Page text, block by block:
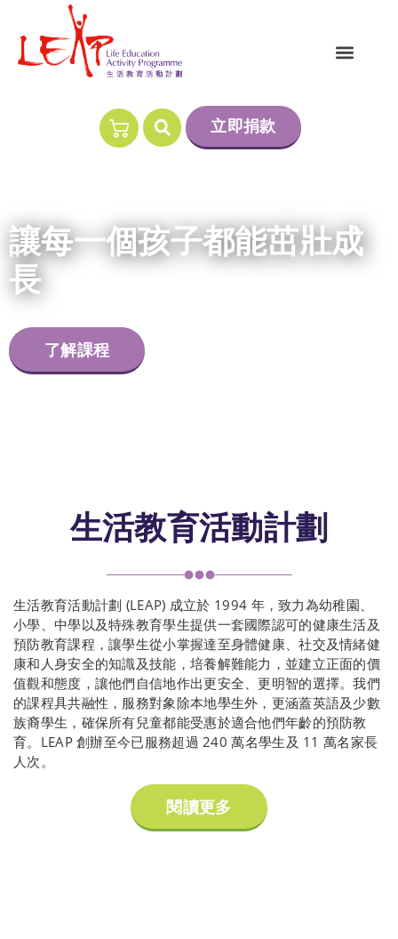
立即捐款
讓每一個孩子都能茁壯成
長
了解課程
生活教育活動計劃
生活教育活動計劃 (LEAP) 成立於 1994 年，致力為幼稚園、
小學、中學以及特殊教育學生提供一套國際認可的健康生活及
預防教育課程，讓學生從小掌握達至身體健康、社交及情緒健
康和人身安全的知識及技能，培養解難能力，並建立正面的價
值觀和態度，讓他們自信地作出更安全、更明智的選擇。我們
的課程具共融性，服務對象除本地學生外，更涵蓋英語及少數
族裔學生，確保所有兒童都能受惠於適合他們年齡的預防教
育。LEAP 創辦至今已服務超過 240 萬名學生及 11 萬名家長
人次。
閱讀更多